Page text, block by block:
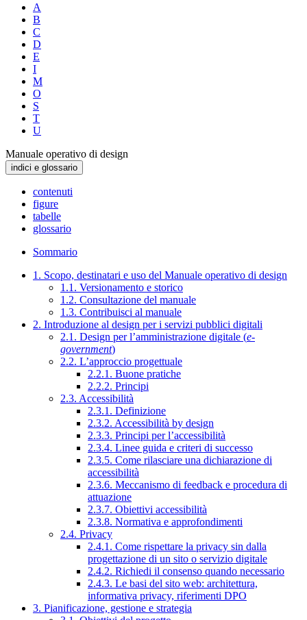
A
B
C
D
E
I
M
O
S
T
U
Manuale operativo di design
indici e glossario
contenuti
figure
tabelle
glossario
Sommario
1. Scopo, destinatari e uso del Manuale operativo di design
1.1. Versionamento e storico
1.2. Consultazione del manuale
1.3. Contribuisci al manuale
2. Introduzione al design per i servizi pubblici digitali
2.1. Design per l’amministrazione digitale (e-
government)
2.2. L’approccio progettuale
2.2.1. Buone pratiche
2.2.2. Principi
2.3. Accessibilità
2.3.1. Definizione
2.3.2. Accessibilità by design
2.3.3. Principi per l’accessibilità
2.3.4. Linee guida e criteri di successo
2.3.5. Come rilasciare una dichiarazione di
accessibilità
2.3.6. Meccanismo di feedback e procedura di
attuazione
2.3.7. Obiettivi accessibilità
2.3.8. Normativa e approfondimenti
2.4. Privacy
2.4.1. Come rispettare la privacy sin dalla
progettazione di un sito o servizio digitale
2.4.2. Richiedi il consenso quando necessario
2.4.3. Le basi del sito web: architettura,
informativa privacy, riferimenti DPO
3. Pianificazione, gestione e strategia